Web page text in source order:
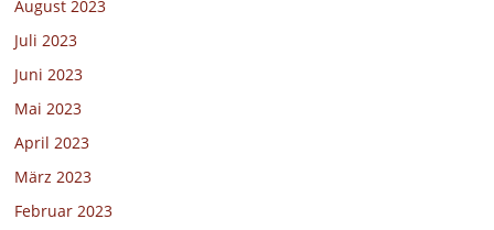
August 2023
Juli 2023
Juni 2023
Mai 2023
April 2023
März 2023
Februar 2023